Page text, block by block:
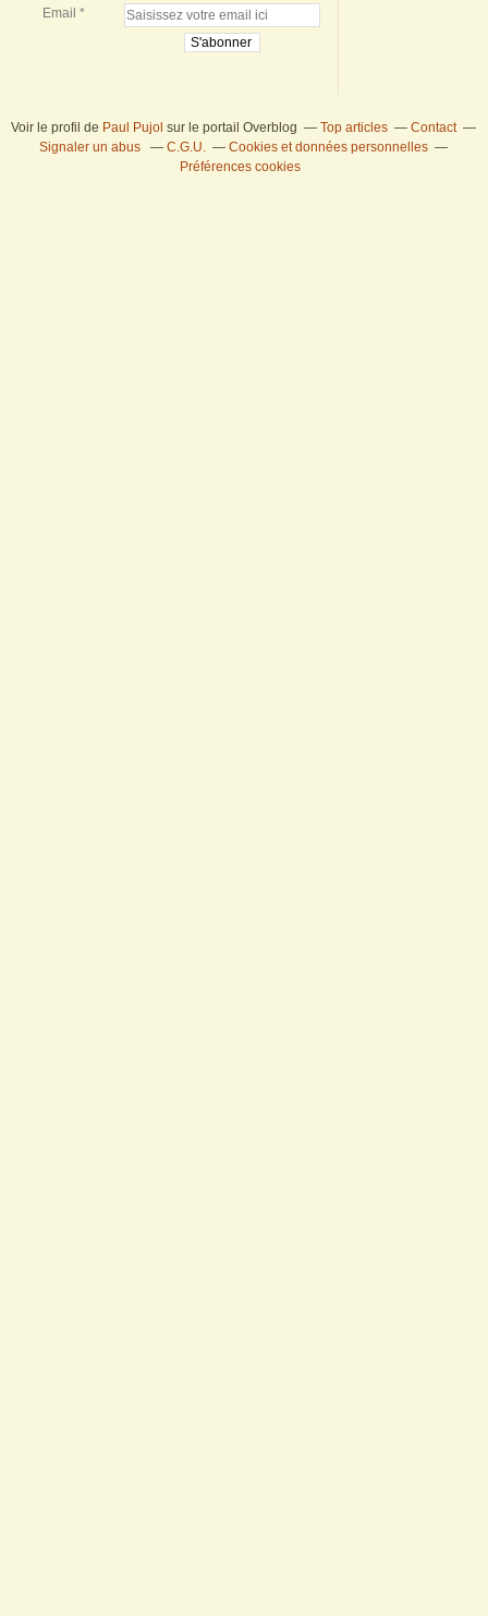
Email
Voir le profil de Paul Pujol sur le portail Overblog Top articles
Contact
Signaler un abus
C.G.U.
Cookies et données personnelles
Préférences cookies